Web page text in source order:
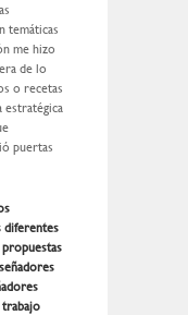
temáticas
me hizo
de lo
o recetas
estratégica
puertas
diferentes
propuestas
trabajo